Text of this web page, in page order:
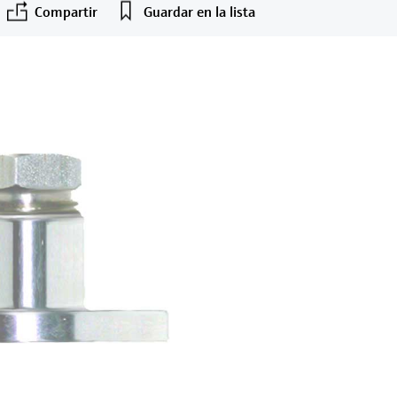
Compartir Guardar en la lista